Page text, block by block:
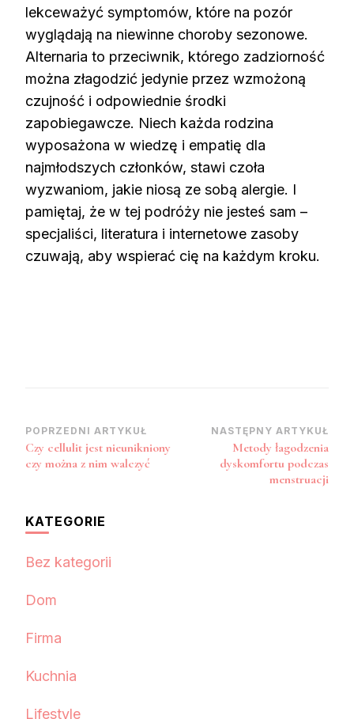
lekceważyć symptomów, które na pozór
wyglądają na niewinne choroby sezonowe.
Alternaria to przeciwnik, którego zadziorność
można złagodzić jedynie przez wzmożoną
czujność i odpowiednie środki
zapobiegawcze. Niech każda rodzina
wyposażona w wiedzę i empatię dla
najmłodszych członków, stawi czoła
wyzwaniom, jakie niosą ze sobą alergie. I
pamiętaj, że w tej podróży nie jesteś sam –
specjaliści, literatura i internetowe zasoby
czuwają, aby wspierać cię na każdym kroku.
Nawigacja
wpisu
POPRZEDNI ARTYKUŁ
Czy cellulit jest nieunikniony
czy można z nim walczyć
NASTĘPNY ARTYKUŁ
Metody łagodzenia
dyskomfortu podczas
menstruacji
KATEGORIE
Bez kategorii
Dom
Firma
Kuchnia
Lifestyle